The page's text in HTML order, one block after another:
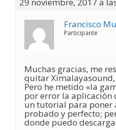
29 noviembre, 2017 a
Francisco
Participante
Muchas gracias, me
quitar
Pero he metido «la
por error la aplicación
un tutorial para poner
probado y perfecto;
donde puedo